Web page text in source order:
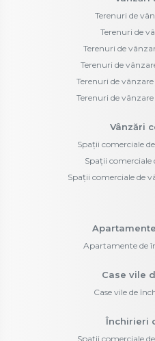
Terenuri de
Terenuri de
Terenuri de
Terenuri de
Terenuri de
Terenuri de
Vânzări
Spații comerciale
Spații comerciale
Spații comerciale de
Apartamente de
Case vile
Case vile de
Închirieri
Spații comerciale